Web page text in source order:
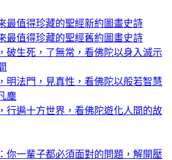
最值得珍藏的聖經新約圖畫史詩
最值得珍藏的聖經舊約圖畫史詩
破生死，了無常，看佛陀以身入滅示
明法門，見真性，看佛陀以般若智慧
塵
行遍十方世界，看佛陀遊化人間的故
你一輩子都必須面對的問題，解開壓